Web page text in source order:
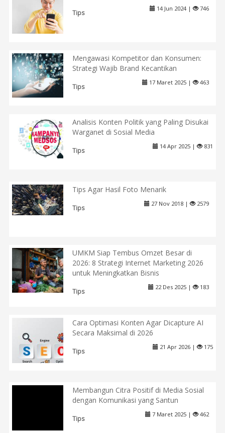
Tips
14 Jun 2024 | 746
Mengawasi Kompetitor dan Konsumen:
Strategi Wajib Brand Kecantikan
Tips
17 Maret 2025 | 463
Analisis Konten Politik yang Paling Disukai
Warganet di Sosial Media
Tips
14 Apr 2025 | 831
Tips Agar Hasil Foto Menarik
Tips
27 Nov 2018 | 2579
UMKM Siap Tembus Omzet Besar di
2026: 8 Strategi Internet Marketing 2026
untuk Meningkatkan Bisnis
Tips
22 Des 2025 | 183
Cara Optimasi Konten Agar Dicapture AI
Secara Maksimal di 2026
Tips
21 Apr 2026 | 175
Membangun Citra Positif di Media Sosial
dengan Komunikasi yang Santun
Tips
7 Maret 2025 | 462